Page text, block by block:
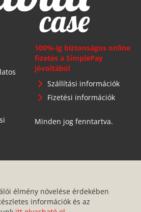
+36706364305
élmény növelése érdekében
információk és az